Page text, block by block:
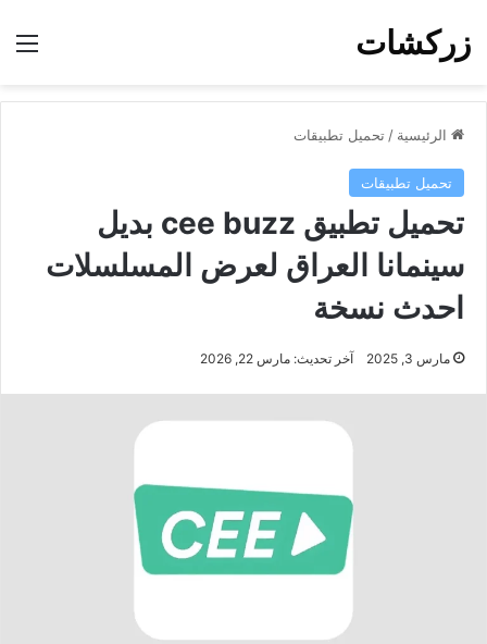
زركشات
الرئيسية / تحميل تطبيقات
تحميل تطبيقات
تحميل تطبيق cee buzz بديل
سينمانا العراق لعرض المسلسلات
احدث نسخة
مارس 3, 2025 آخر تحديث: مارس 22, 2026